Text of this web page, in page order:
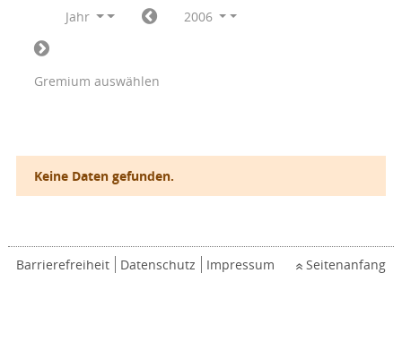
Jahr 2006
Gremium auswählen
Keine Daten gefunden.
Barrierefreiheit Datenschutz Impressum Seitenanfang